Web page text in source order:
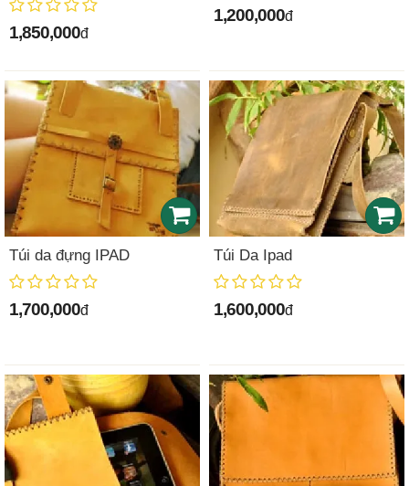
1,850,000đ
1,200,000đ
Túi da đựng IPAD
1,700,000đ
Túi Da Ipad
1,600,000đ